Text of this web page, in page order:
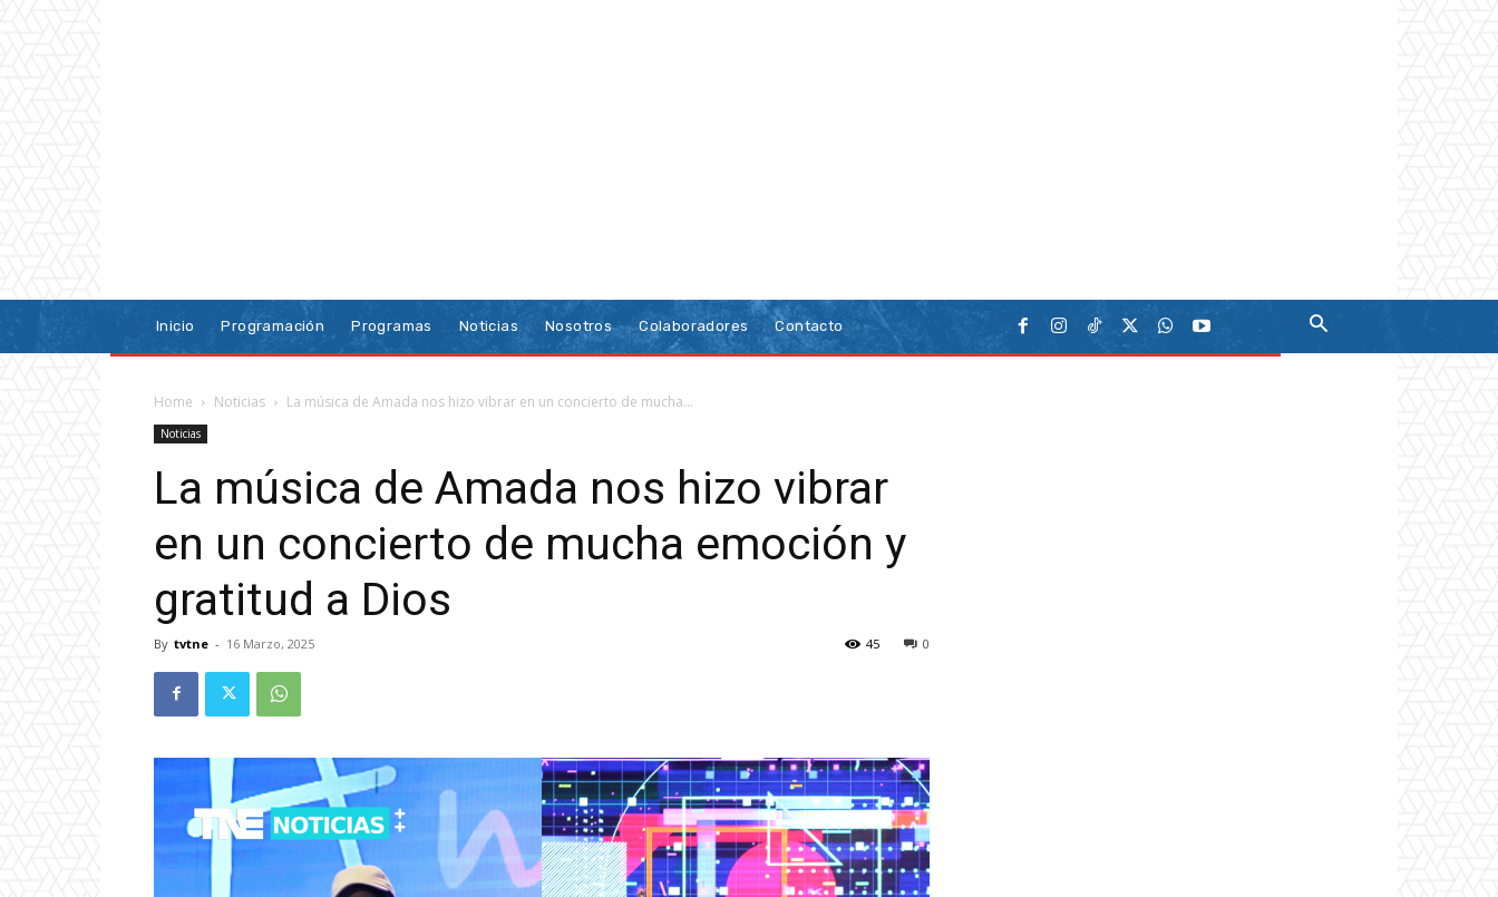
Inicio Programación Programas Noticias Nosotros Colaboradores Contacto
Home Noticias La música de Amada nos hizo vibrar en un concierto de mucha...
Noticias
La música de Amada nos hizo vibrar
en un concierto de mucha emoción y
gratitud a Dios
By tvtne - 16 Marzo, 2025 0
45